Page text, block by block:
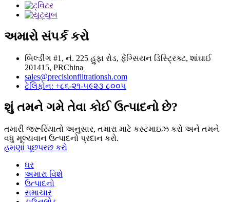
અમારો સંપર્ક કરો
બિલ્ડીંગ #1, નં. 225 હુફા રોડ, ફેંગ્સિયન ડિસ્ટ્રિક્ટ, શાંઘાઈ
201415, PRChina
sales@precisionfiltrationsh.com
ટેલિફોન: +૮૬-૨૧-૫૯૨૩ ૮૦૦૫
શું તમને ગમે તેવા કોઈ ઉત્પાદનો છે?
તમારી જરૂરિયાતો અનુસાર, તમારા માટે કસ્ટમાઇઝ કરો અને તમને
વધુ મૂલ્યવાન ઉત્પાદનો પ્રદાન કરો.
હમણાં પૂછપરછ કરો
ઘર
અમારા વિશે
ઉત્પાદનો
સમાચાર